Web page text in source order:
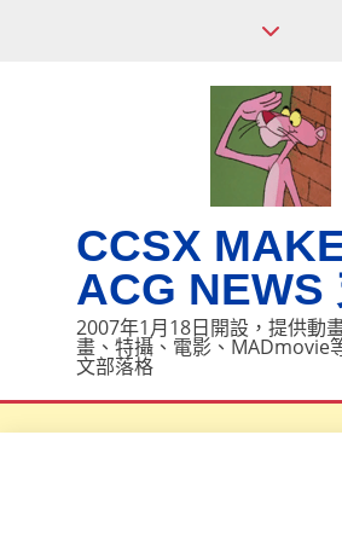
CCSX
ACG NEWS
2007年1月18日開設，提供動
畫、特攝、電影、MADmovie
文部落格